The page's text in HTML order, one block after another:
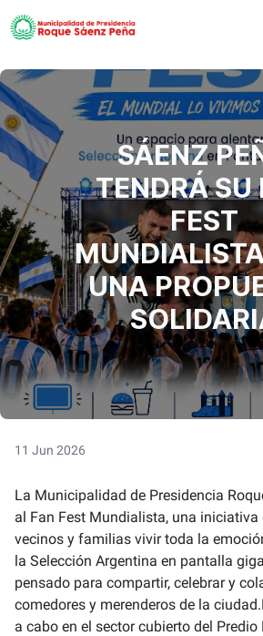
SÁENZ
TENDRÁ SU
FEST
UNA
11 Jun 2026
La Municipalidad de Presidencia
al Fan Fest Mundialista, una iniciativa
vecinos y familias vivir toda la
la Selección Argentina en pantalla
pensado para compartir, celebrar y
comedores y merenderos de la
a cabo en el sector cubierto del Predio